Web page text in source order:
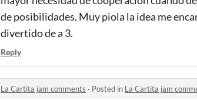
de posibilidades. Muy piola la idea me
divertido de a 3.
Reply
La Cartita jam comments · Posted in La Cartita jam